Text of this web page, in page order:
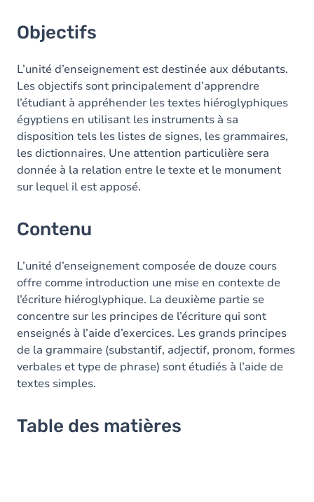
Objectifs
L’unité d’enseignement est destinée aux débutants.
Les objectifs sont principalement d’apprendre
l’étudiant à appréhender les textes hiéroglyphiques
égyptiens en utilisant les instruments à sa
disposition tels les listes de signes, les grammaires,
les dictionnaires. Une attention particulière sera
donnée à la relation entre le texte et le monument
sur lequel il est apposé.
Contenu
L’unité d’enseignement composée de douze cours
offre comme introduction une mise en contexte de
l’écriture hiéroglyphique. La deuxième partie se
concentre sur les principes de l’écriture qui sont
enseignés à l’aide d’exercices. Les grands principes
de la grammaire (substantif, adjectif, pronom, formes
verbales et type de phrase) sont étudiés à l’aide de
textes simples.
Table des matières